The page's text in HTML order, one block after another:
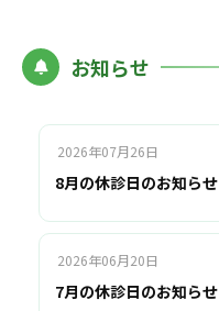
お知らせ
2026年07月26日
8月の休診日のお知らせ
2026年06月20日
7月の休診日のお知らせ